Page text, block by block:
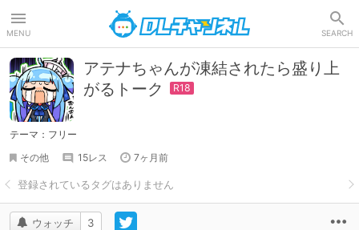
MENU SEARCH
アテナちゃんが凍結されたら盛り上
がるトーク
テーマ：フリー
その他
15レス 7ヶ月前
ウォッチ 3